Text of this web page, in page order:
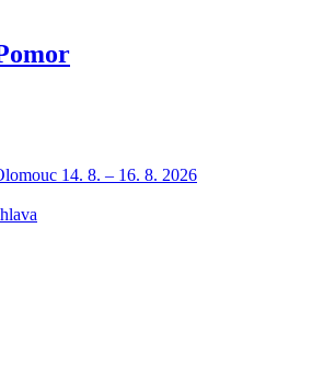
14. 8. – 16. 8. 2026